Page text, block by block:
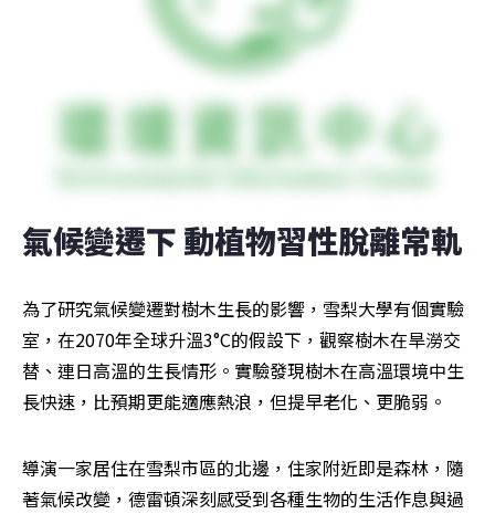
氣候變遷下 動植物習性脫離常軌
為了研究氣候變遷對樹木生長的影響，雪梨大學有個實驗
室，在2070年全球升溫3°C的假設下，觀察樹木在旱澇交
替、連日高溫的生長情形。實驗發現樹木在高溫環境中生
長快速，比預期更能適應熱浪，但提早老化、更脆弱。
導演一家居住在雪梨市區的北邊，住家附近即是森林，隨
著氣候改變，德雷頓深刻感受到各種生物的生活作息與過